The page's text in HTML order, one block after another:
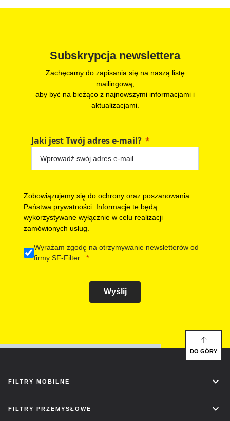
Subskrypcja newslettera
Zachęcamy do zapisania się na naszą listę
mailingową,
aby być na bieżąco z najnowszymi informacjami i
aktualizacjami.
Jaki jest Twój adres e-mail?
Zobowiązujemy się do ochrony oraz poszanowania
Państwa prywatności. Informacje te będą
wykorzystywane wyłącznie w celu realizacji
zamówionych usług.
Wyrażam zgodę na otrzymywanie newsletterów od
firmy SF-Filter.
Wyślij
FILTRY MOBILNE
FILTRY PRZEMYSŁOWE
DO GÓRY